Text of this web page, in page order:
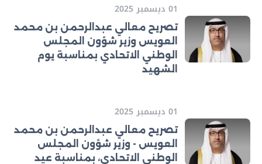
01 ديسمبر 2025
تصريح معالي عبدالرحمن بن محمد
العويس وزير شؤون المجلس
الوطني الاتحادي بمناسبة يوم
الشهيد
01 ديسمبر 2025
تصريح معالي عبدالرحمن بن محمد
العويس - وزير شؤون المجلس
الوطني الاتحادي، بمناسبة عيد